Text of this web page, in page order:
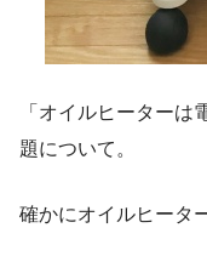
「オイルヒーター
題について。
確かにオイルヒータ